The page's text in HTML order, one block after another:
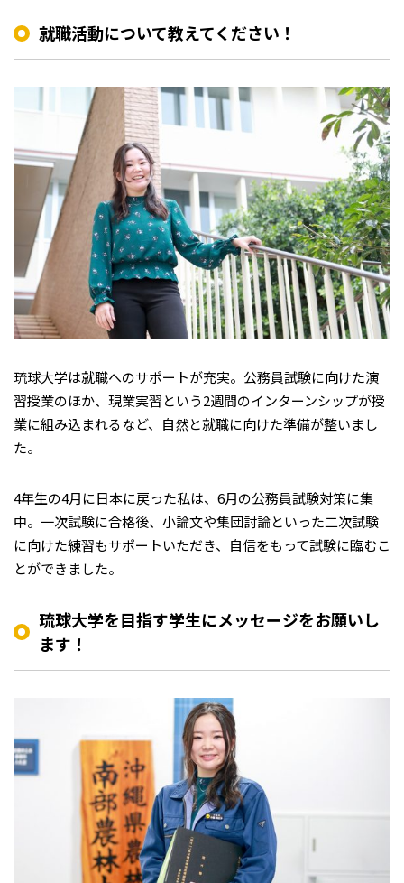
就職活動について教えてください！
琉球大学は就職へのサポートが充実。公務員試験に向けた演
習授業のほか、現業実習という2週間のインターンシップが授
業に組み込まれるなど、自然と就職に向けた準備が整いまし
た。
4年生の4月に日本に戻った私は、6月の公務員試験対策に集
中。一次試験に合格後、小論文や集団討論といった二次試験
に向けた練習もサポートいただき、自信をもって試験に臨むこ
とができました。
琉球大学を目指す学生にメッセージをお願いし
ます！